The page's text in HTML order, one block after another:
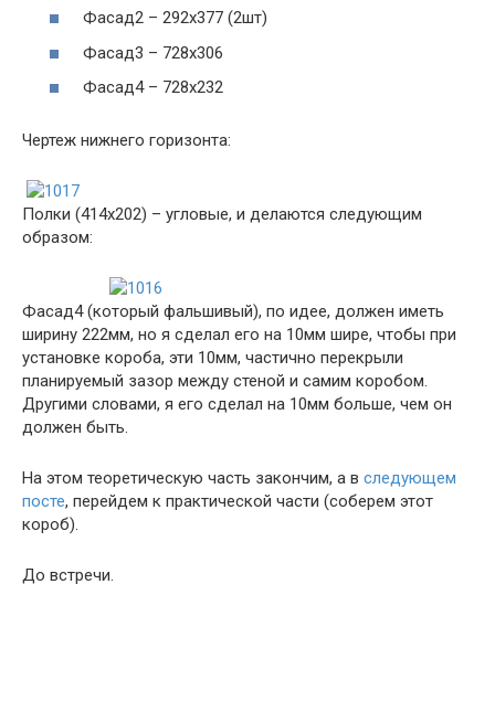
Фасад2 – 292х377 (2шт)
Фасад3 – 728х306
Фасад4 – 728х232
Чертеж нижнего горизонта:
Полки (414х202) – угловые, и делаются следующим
образом:
Фасад4 (который фальшивый), по идее, должен иметь
ширину 222мм, но я сделал его на 10мм шире, чтобы при
установке короба, эти 10мм, частично перекрыли
планируемый зазор между стеной и самим коробом.
Другими словами, я его сделал на 10мм больше, чем он
должен быть.
На этом теоретическую часть закончим, а в следующем
посте, перейдем к практической части (соберем этот
короб).
До встречи.